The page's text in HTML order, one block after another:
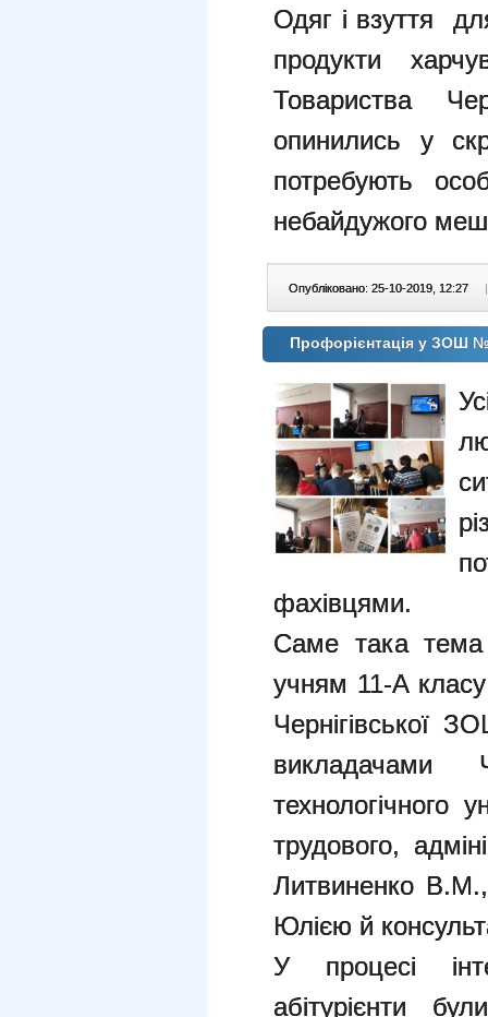
Одяг і взуття
продукти
Товариства
опинились у
потребують
небайдужого
Опубліковано: 25-10-2019, 12:27 |
Профорієнтація у ЗОШ
фахівцями.
Саме така тема
учням 11-А
Чернігівської
викладачами
технологічного
трудового,
Литвиненко
Юлією й
У процесі
абітурієнти